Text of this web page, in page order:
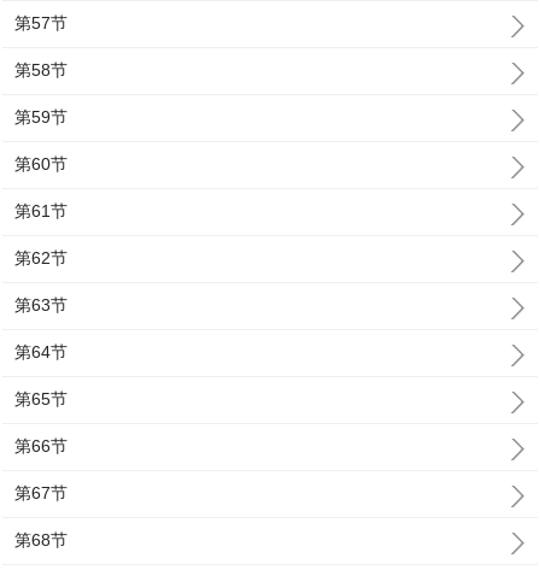
第57节
第58节
第59节
第60节
第61节
第62节
第63节
第64节
第65节
第66节
第67节
第68节